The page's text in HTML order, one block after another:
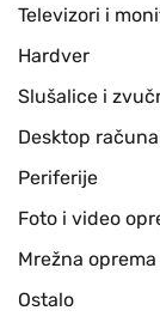
Televizori i
Hardver
Slušalice i
Desktop
Periferije
Foto i video
Mrežna oprema
Ostalo